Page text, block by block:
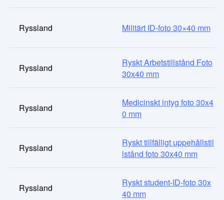
Ryssland Militärt ID-foto 30×40 mm
Ryssland
Ryskt Arbets­tillstånd Foto
30x40 mm
Ryssland
Medicinskt intyg foto 30x4
0 mm
Ryssland
Ryskt tillfälligt uppehållstil
lstånd foto 30x40 mm
Ryssland
Ryskt student-ID-foto 30x
40 mm